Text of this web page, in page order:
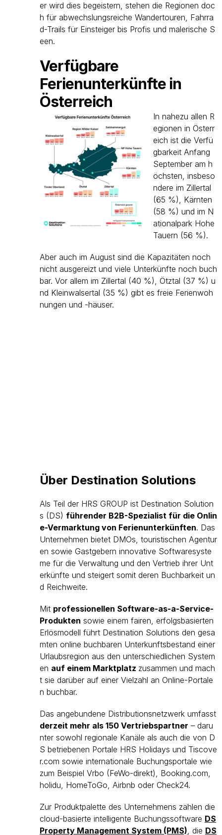
er wird dies begeistern, stehen die Regionen doc
h für abwechslungsreiche Wandertouren, Fahrra
d-Trails für Einsteiger bis Profis und malerische S
een.
Verfügbare
Ferienunterkünfte in
Österreich
In nahezu allen R
egionen in Österr
eich ist die Verfü
gbarkeit Anfang
September am h
öchsten, insbeso
ndere im Zillertal
(65 %), Kärnten
(58 %) und im N
ationalpark Hohe
Tauern (56 %).
Aber auch im August sind die Kapazitäten noch
nicht ausgereizt und viele Unterkünfte noch buch
bar. Vor allem im Zillertal (40 %), Ötztal (37 %) u
nd Kleinwalsertal (35 %) gibt es freie Ferienwoh
nungen und -häuser.
Über Destination Solutions
Als Teil der HRS GROUP ist Destination Solution
s (DS) führender B2B-Spezialist für die Onlin
e-Vermarktung von Ferienunterkünften. Das
Unternehmen bietet DMOs, touristischen Agentur
en sowie Gastgebern innovative Softwaresyste
me für die Verwaltung und den Vertrieb ihrer Unt
erkünfte und steigert somit deren Buchbarkeit un
d Reichweite.
Mit professionellen Software-as-a-Service-
Produkten sowie einem fairen, erfolgsbasierten
Erlösmodell führt Destination Solutions den gesa
mten online buchbaren Unterkunftsbestand einer
Urlaubsregion aus den unterschiedlichen System
en auf einem Marktplatz zusammen und mach
t sie darüber auf einer Vielzahl an Online-Portale
n buchbar.
Das angebundene Distributionsnetzwerk umfasst
derzeit mehr als 150 Vertriebspartner – daru
nter sowohl regionale Kanäle als auch die von D
S betriebenen Portale HRS Holidays und Tiscove
r.com sowie internationale Buchungsportale wie
zum Beispiel Vrbo (FeWo-direkt), Booking.com,
holidu, HomeToGo, Airbnb oder Check24.
Zur Produktpalette des Unternehmens zählen die
cloud-basierte intelligente Buchungssoftware DS
Property Management System (PMS), die DS